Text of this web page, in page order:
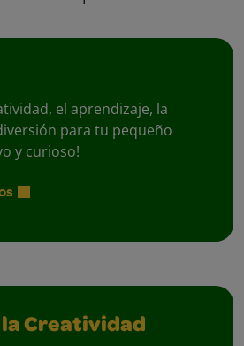
el aprendizaje, la
para tu pequeño
y curioso!
la Creatividad